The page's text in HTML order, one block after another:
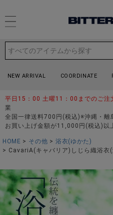
NEW ARRIVAL COORDINATE
平日15：00 土曜11：00までのご注
業
全国一律送料700円(税込)※沖縄・離
お買い上げ金額が11,000円(税込)以
HOME その他
浴衣(ゆかた)
CavariA(キャバリア)しじら織浴衣